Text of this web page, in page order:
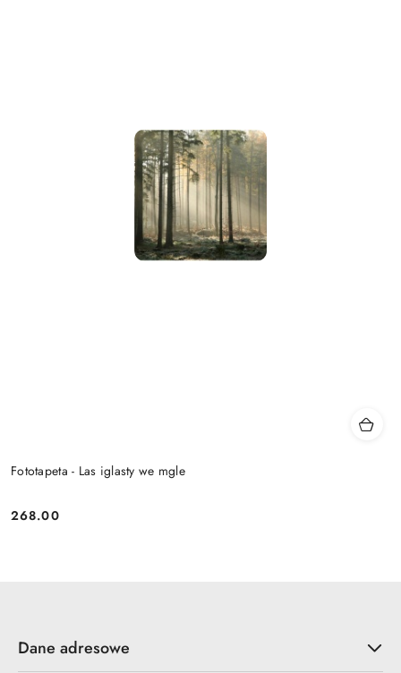
Fototapeta - Las iglasty we mgle
Cena:
268.00
Dane adresowe